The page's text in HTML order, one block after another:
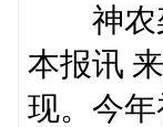
神农
本报讯
现。今